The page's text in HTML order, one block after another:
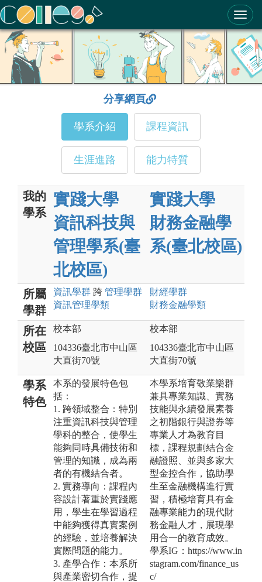
ColleGo! 大學選才與高中育才輔助系統
分享網頁
學系介紹 課程資訊
生涯進路 能力特質
我的
學系
實踐大學
資訊科技與
管理學系(臺
北校區)
實踐大學
財務金融學
系(臺北校區)
所屬
學群
資訊學群 跨 管理學群
資訊管理學類
財經學群
財務金融學類
所在
校區
校本部
104336臺北市中山區
大直街70號
校本部
104336臺北市中山區
大直街70號
學系
特色
本系的發展特色包
括：
1. 跨領域整合：特別
注重資訊科技與管理
學科的整合，使學生
能夠同時具備技術和
管理的知識，成為兩
者的有機結合者。
2. 實務導向：課程內
容設計著重於實踐應
用，學生在學習過程
中能夠獲得真實案例
的經驗，並培養解決
實際問題的能力。
3. 產學合作：本系所
與產業密切合作，提
本學系培育敬業樂群
兼具專業知識、實務
技能與永續發展素養
之初階銀行與證券等
專業人才為教育目
標，課程規劃結合金
融證照、並與多家大
型金控合作，協助學
生至金融機構進行實
習，積極培育具有金
融專業能力的現代財
務金融人才，展現學
用合一的教育成效。
學系IG：https://www.in
stagram.com/finance_us
c/